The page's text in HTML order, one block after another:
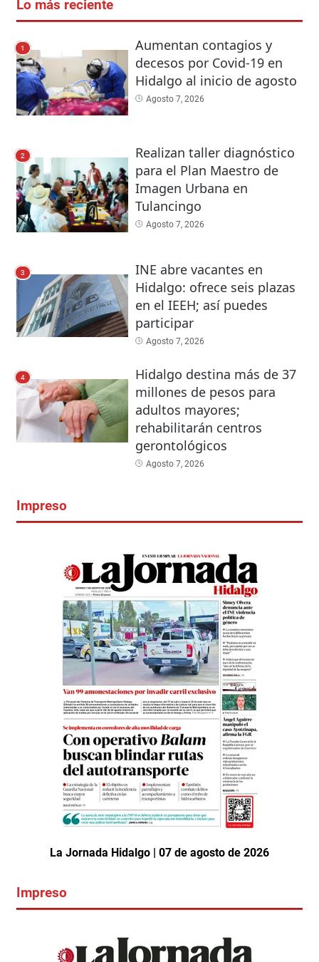
Lo más reciente
1
Aumentan contagios y
decesos por Covid-19 en
Hidalgo al inicio de agosto
Agosto 7, 2026
2
Realizan taller diagnóstico
para el Plan Maestro de
Imagen Urbana en
Tulancingo
Agosto 7, 2026
3
INE abre vacantes en
Hidalgo: ofrece seis plazas
en el IEEH; así puedes
participar
Agosto 7, 2026
4
Hidalgo destina más de 37
millones de pesos para
adultos mayores;
rehabilitarán centros
gerontológicos
Agosto 7, 2026
Impreso
La Jornada Hidalgo | 07 de agosto de 2026
Impreso